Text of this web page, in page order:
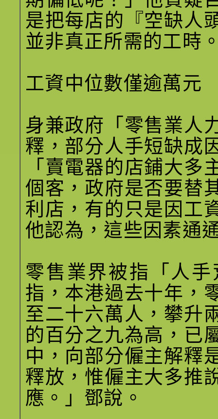
是把每店的『空缺人
並非真正所需的工時
工資中位數僅逾萬元
身兼政府「零售業人
釋，部分人手短缺成
「賣電器的店鋪大多
個客，政府是否要替
利店，有的只是因工
他認為，這些因素通
零售業界被指「人
指，本港過去十年，
至二十六萬人，攀升
的百分之九為高，已
中，向部分僱主解釋
釋放，惟僱主大多推
應。」鄧說。